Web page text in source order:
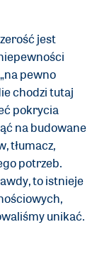
jest
pewno
chodzi tutaj
pokrycia
na budowane
tłumacz,
potrzeb.
to istnieje
unikać.